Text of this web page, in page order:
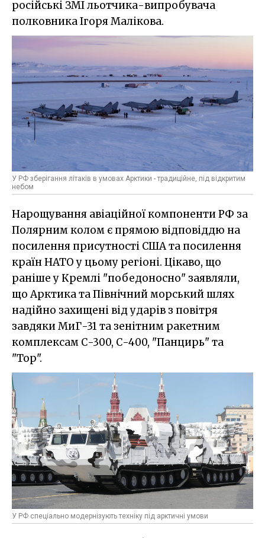
російські ЗМІ льотчика-випробувача
полковника Ігоря Малікова.
У РФ зберігання літаків в умовах Арктики - традиційне, під відкритим
небом
Нарощування авіаційної компоненти РФ за
Полярним колом є прямою відповіддю на
посилення присутності США та посилення
країн НАТО у цьому регіоні. Цікаво, що
раніше у Кремлі "победоносно" заявляли,
що Арктика та Північний морський шлях
надійно захищені від ударів з повітря
завдяки МиГ-31 та зенітним ракетним
комплексам С-300, С-400, "Панцирь" та
"Тор".
У РФ спеціально модернізують техніку під арктичні умови